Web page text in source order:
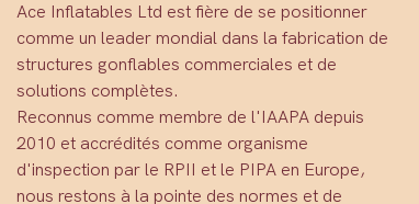
Ace Inflatables Ltd est fière de se positionner
comme un leader mondial dans la fabrication de
structures gonflables commerciales et de
solutions complètes.
Reconnus comme membre de l'IAAPA depuis
2010 et accrédités comme organisme
d'inspection par le RPII et le PIPA en Europe,
nous restons à la pointe des normes et de